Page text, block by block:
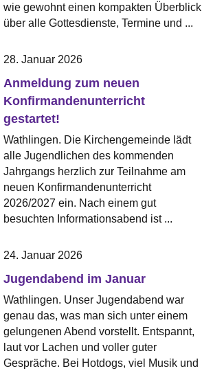
wie gewohnt einen kompakten Überblick
über alle Gottesdienste, Termine und ...
28. Januar 2026
Anmeldung zum neuen
Konfirmandenunterricht
gestartet!
Wathlingen. Die Kirchengemeinde lädt
alle Jugendlichen des kommenden
Jahrgangs herzlich zur Teilnahme am
neuen Konfirmandenunterricht
2026/2027 ein. Nach einem gut
besuchten Informationsabend ist ...
24. Januar 2026
Jugendabend im Januar
Wathlingen. Unser Jugendabend war
genau das, was man sich unter einem
gelungenen Abend vorstellt. Entspannt,
laut vor Lachen und voller guter
Gespräche. Bei Hotdogs, viel Musik und